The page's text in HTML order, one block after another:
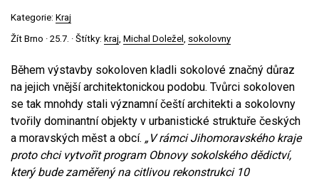
Kategorie: Kraj
Žít Brno · 25.7. · Štítky: kraj, Michal Doležel , sokolovny
Během výstavby sokoloven kladli sokolové značný důraz
na jejich vnější architektonickou podobu. Tvůrci sokoloven
se tak mnohdy stali významní čeští architekti a sokolovny
tvořily dominantní objekty v urbanistické struktuře českých
a moravských měst a obcí. „V rámci Jihomoravského kraje
proto chci vytvořit program Obnovy sokolského dědictví,
který bude zaměřený na citlivou rekonstrukci 10